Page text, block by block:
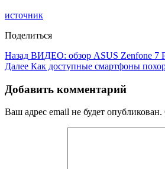
источник
Поделиться
Назад ВИДЕО: обзор ASUS Zenfone 7
Далее Как доступные смартфоны
Добавить комментарий
Ваш адрес email не будет опубликован.